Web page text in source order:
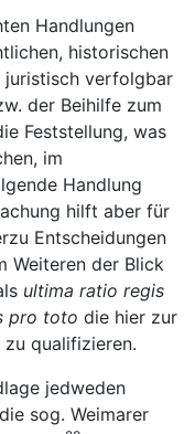
Handlungen
historischen
juristisch verfolgbar
der Beihilfe zum
Feststellung, was
im
Handlung
hilft aber für
Entscheidungen
Weiteren der Blick
ultima ratio regis
pro toto die hier zur
zu qualifizieren.
jedweden
sog. Weimarer